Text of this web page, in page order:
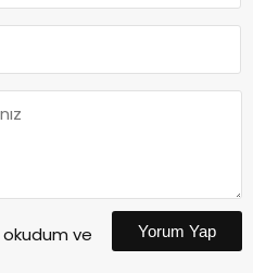
okudum ve
Yorum Yap